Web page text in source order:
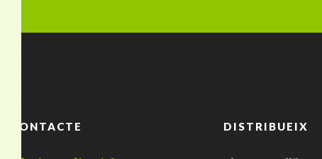
CONTACTE DISTRIBUEIX